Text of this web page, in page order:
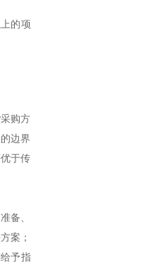
的项
购方
边界
于传
备、
案；
予指